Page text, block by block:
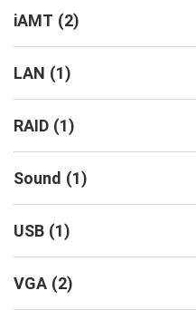
iAMT (2)
LAN (1)
RAID (1)
Sound (1)
USB (1)
VGA (2)